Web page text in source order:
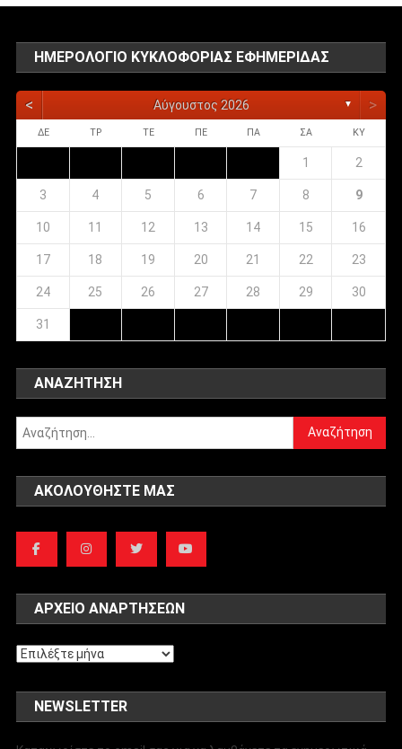
ΗΜΕΡΟΛΌΓΙΟ ΚΥΚΛΟΦΟΡΊΑΣ ΕΦΗΜΕΡΊΔΑΣ
< Αύγουστος 2026 ▼ >
ΔΕ ΤΡ ΤΕ ΠΕ ΠΑ ΣΑ ΚΥ
1 2
3 4 5 6 7 8 9
10 11 12 13 14 15 16
17 18 19 20 21 22 23
24 25 26 27 28 29 30
31
ΑΝΑΖΉΤΗΣΗ
Αναζήτηση
για:
ΑΚΟΛΟΥΘΉΣΤΕ ΜΑΣ
ΑΡΧΕΊΟ ΑΝΑΡΤΉΣΕΩΝ
Αρχείο
NEWSLETTER